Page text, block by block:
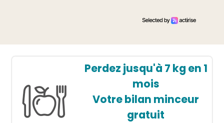
Perdez jusqu'à 7 kg en 1
mois
Votre bilan minceur
gratuit